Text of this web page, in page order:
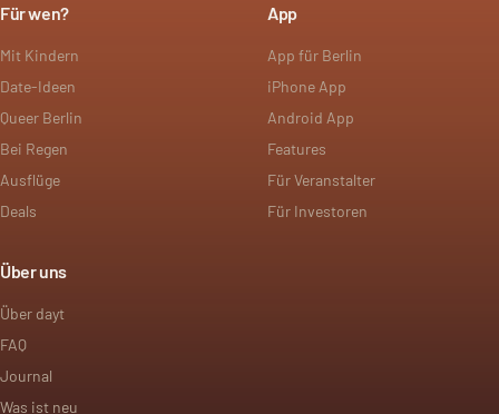
Für wen?
Mit Kindern
Date-Ideen
Queer Berlin
Bei Regen
Ausflüge
Deals
App
App für Berlin
iPhone App
Android App
Features
Für Veranstalter
Für Investoren
Über uns
Über dayt
FAQ
Journal
Was ist neu